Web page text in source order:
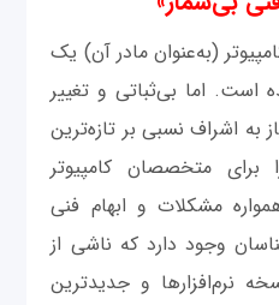
(به‌عنوان مادر آن) یک
است. اما بی‌ثباتی و تغییر
به اشراف نسبی بر تازه‌ترین
برای متخصصان کامپیوتر
مشکلات و ابهام فنی
وجود دارد که ناشی از
نرم‌افزارها و جدیدترین